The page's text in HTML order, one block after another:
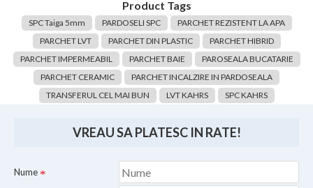
Product Tags
SPC Taiga 5mm PARDOSELI SPC
PARCHET REZISTENT LA APA
PARCHET LVT
PARCHET DIN PLASTIC
PARCHET HIBRID
PARCHET IMPERMEABIL
PARCHET BAIE
PAROSEALA BUCATARIE
PARCHET CERAMIC
PARCHET INCALZIRE IN PARDOSEALA
TRANSFERUL CEL MAI BUN
LVT KAHRS SPC KAHRS
VREAU SA PLATESC IN RATE!
Nume